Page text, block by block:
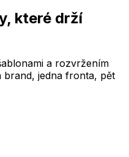
které drží
a rozvržením
brand, jedna fronta, pět